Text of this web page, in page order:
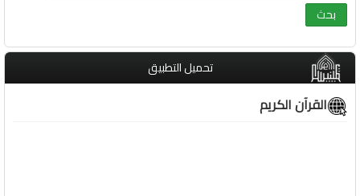
تحميل التطبيق
القرآن الكريم